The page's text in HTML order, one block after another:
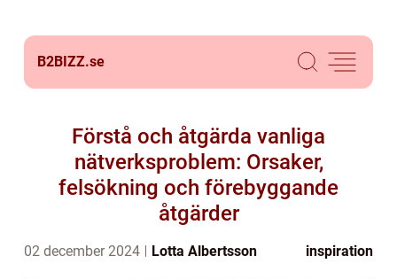
B2BIZZ.se
Förstå och åtgärda vanliga
nätverksproblem: Orsaker,
felsökning och förebyggande
åtgärder
02 december 2024 Lotta Albertsson inspiration